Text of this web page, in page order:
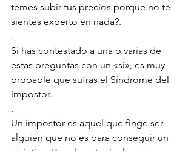
temes subir tus precios porque no te
sientes experto en nada?.
.
Si has contestado a una o varias de
estas preguntas con un «sí», es muy
probable que sufras el Síndrome del
impostor.
.
Un impostor es aquel que finge ser
alguien que no es para conseguir un